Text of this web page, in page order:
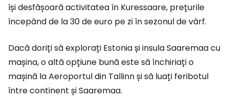
își desfășoară activitatea în Kuressaare, prețurile
începând de la 30 de euro pe zi în sezonul de vârf.
Dacă doriți să explorați Estonia și insula Saaremaa cu
mașina, o altă opțiune bună este să închiriați o
mașină la Aeroportul din Tallinn și să luați feribotul
între continent și Saaremaa.